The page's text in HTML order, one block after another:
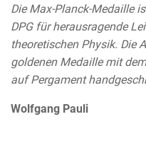
Die Max-Planck-Medaille
DPG für herausragende
theoretischen Physik. Die
goldenen Medaille mit
auf Pergament
Wolfgang Pauli